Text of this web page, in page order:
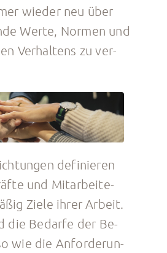
wie­der neu über
Werte, Nor­men und
Ver­hal­tens zu ver­
de­fi­nie­ren
und Mit­ar­bei­te­
Ziele ihrer Ar­beit.
die Be­dar­fe der Be­
wie die An­for­de­run­